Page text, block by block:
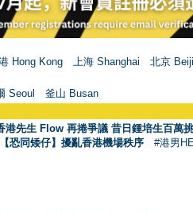
Hong Kong 上海 Shanghai
北京
Seoul 釜山 Busan
港先生 Flow 再捲爭議 昔日鍾培生百萬
恐同矮仔】擾亂香港機場秩序 #港男